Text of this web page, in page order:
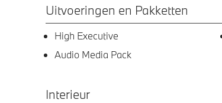
Uitvoeringen en Pakketten
High Executive
Audio Media Pack
Interieur